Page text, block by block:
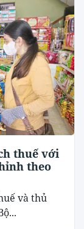
thuế với
theo
và thủ